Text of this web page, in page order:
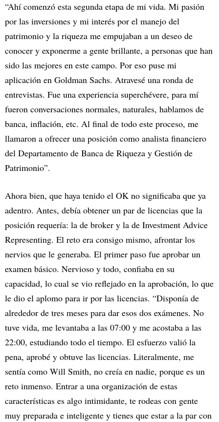
“Ahí comenzó esta segunda etapa de mi vida. Mi pasión
por las inversiones y mi interés por el manejo del
patrimonio y la riqueza me empujaban a un deseo de
conocer y exponerme a gente brillante, a personas que han
sido las mejores en este campo. Por eso puse mi
aplicación en Goldman Sachs. Atravesé una ronda de
entrevistas. Fue una experiencia superchévere, para mí
fueron conversaciones normales, naturales, hablamos de
banca, inflación, etc. Al final de todo este proceso, me
llamaron a ofrecer una posición como analista financiero
del Departamento de Banca de Riqueza y Gestión de
Patrimonio”.
Ahora bien, que haya tenido el OK no significaba que ya
adentro. Antes, debía obtener un par de licencias que la
posición requería: la de broker y la de Investment Advice
Representing. El reto era consigo mismo, afrontar los
nervios que le generaba. El primer paso fue aprobar un
examen básico. Nervioso y todo, confiaba en su
capacidad, lo cual se vio reflejado en la aprobación, lo que
le dio el aplomo para ir por las licencias. “Disponía de
alrededor de tres meses para dar esos dos exámenes. No
tuve vida, me levantaba a las 07:00 y me acostaba a las
22:00, estudiando todo el tiempo. El esfuerzo valió la
pena, aprobé y obtuve las licencias. Literalmente, me
sentía como Will Smith, no creía en nadie, porque es un
reto inmenso. Entrar a una organización de estas
características es algo intimidante, te rodeas con gente
muy preparada e inteligente y tienes que estar a la par con